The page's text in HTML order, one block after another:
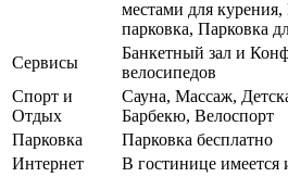
местами для
парковка, Парковка
Сервисы
Банкетный зал и
велосипедов
Спорт и
Отдых
Сауна, Массаж,
Барбекю, Велоспорт
Парковка
Парковка бесплатно
Интернет
В гостинице имеется